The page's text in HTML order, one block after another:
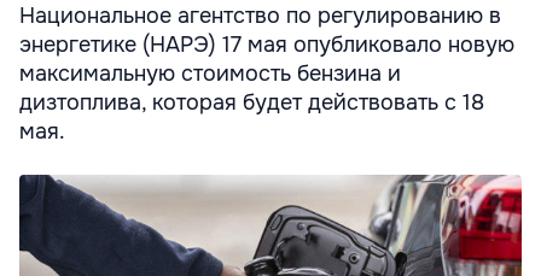
Национальное агентство по регулированию в
энергетике (НАРЭ) 17 мая опубликовало новую
максимальную стоимость бензина и
дизтоплива, которая будет действовать с 18
мая.